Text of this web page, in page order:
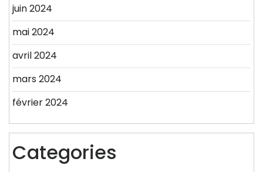
juin 2024
mai 2024
avril 2024
mars 2024
février 2024
Categories